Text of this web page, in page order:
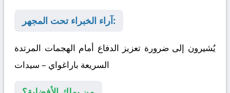
آراء الخبراء تحت المجهر:
يُشيرون إلى ضرورة تعزيز الدفاع أمام الهجمات المرتدة
السريعة باراغواي – سيدات